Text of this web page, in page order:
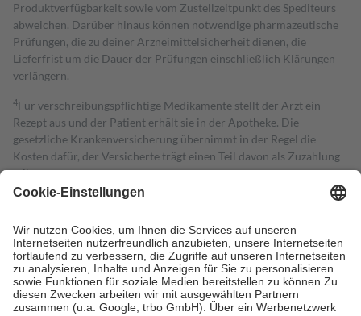
Produktverfügbarkeit sowie vom Zustellzeitpunkt des Spediteurs
abweichen. Darüber hinaus können notwendige pharmazeutische
Prüfungen, die zu deiner Arzneimittelsicherheit dienen, die
Lieferfrist um die Dauer der Prüfungen einschließlich Klärungen
verlängern.
4Für verschreibungspflichtige Medikamente stellt der Arzt ein
Rezept aus und der Patient erhält sie in der Apotheke. Die
gesetzliche Krankenversicherung übernimmt in der Regel die
Kosten dafür, der Versicherte trägt einen Teil davon als Zuzahlung
mit.
Grundsätzlich leisten Mitglieder Zuzahlungen in Höhe von zehn
höchstens zehn Euro.
Es sind jedoch nie mehr als die tatsächlichen
Kosten der Leistung zu entrichten.
Diese Regeln gelten grundsätzlich auch für Online-Apotheken.
Bei Heilmitteln und häuslicher Krankenpflege beträgt die
Zuzahlung zehn Prozent der Kosten sowie zehn Euro je
Verordnung.